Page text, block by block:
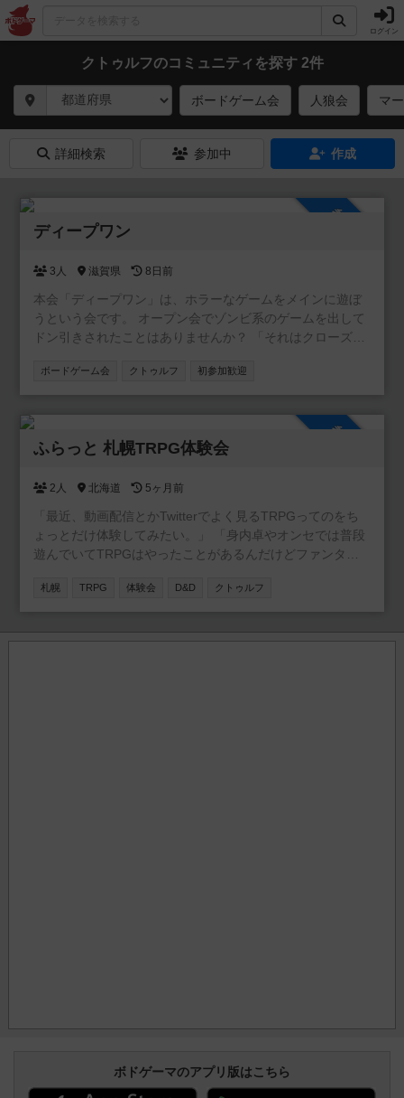
ログイン
クトゥルフのコミュニティを探す 2件
ボードゲーム会 人狼会 マ
詳細検索 参加中 作成
ディープワン
3人 滋賀県 8日前
本会「ディープワン」は、ホラーなゲームをメインに遊ぼ
うという会です。 オープン会でゾンビ系のゲームを出して
ドン引きされたことはありませんか？ 「それはクローズ会
か？ そんな不遇なホラーゲームも、この日は主役です！持
ち込みも大歓迎ですので、みんなで恐怖の1日を過ごしまし
ょう！ ホラーなゲームをメインにとは言っていますが、そ
れしか遊ばないというワケではありません。それらのゲー
ムを積極的に遊びましょうというだけで、割とフリーダム
ボードゲーム会 クトゥルフ 初参加歓迎
ふらっと 札幌TRPG体験会
2人 北海道 5ヶ月前
「最近、動画配信とかTwitterでよく見るTRPGってのをち
ょっとだけ体験してみたい。」 「身内卓やオンセでは普段
遊んでいてTRPGはやったことがあるんだけどファンタジ
スペースに立ち寄って短時間でTRPG（クトゥルフや
D&D）を体験していただける集まりです。 ご希望をお聞き
し希望のシステム（クトゥルフもしくはD&D）で遊んでい
札幌 TRPG 体験会 D&D クトゥルフ
ボドゲーマのアプリ版はこちら